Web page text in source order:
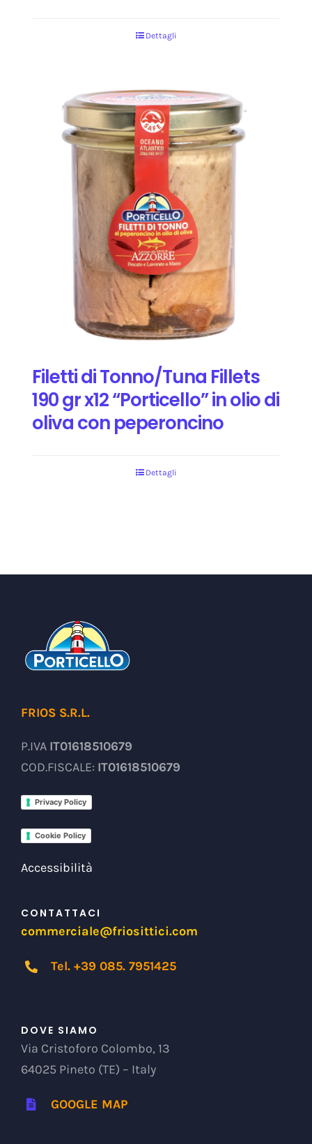
Dettagli
Filetti di Tonno/Tuna Fillets
190 gr x12 “Porticello” in olio di
oliva con peperoncino
Dettagli
FRIOS S.R.L.
P.IVA IT01618510679
COD.FISCALE: IT01618510679
Privacy Policy
Cookie Policy
Accessibilità
CONTATTACI
commerciale@friosittici.com
Tel. +39 085. 7951425
DOVE SIAMO
Via Cristoforo Colombo, 13
64025 Pineto (TE) – Italy
GOOGLE MAP